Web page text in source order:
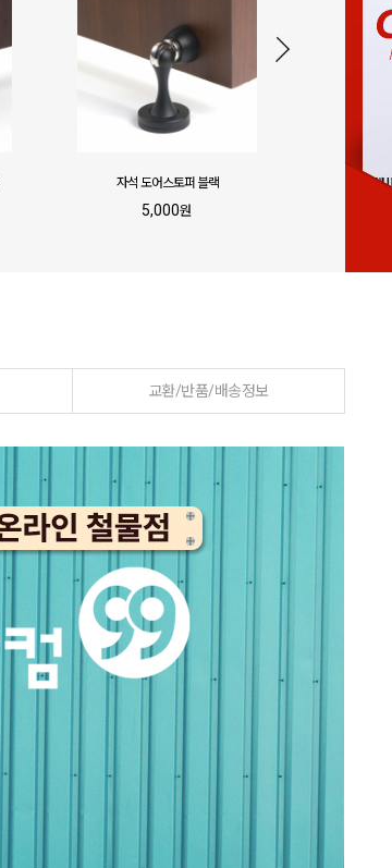
자석 도어스토퍼 블랙
5,000원
자석 도
교환/반품/배송정보